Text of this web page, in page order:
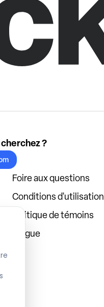
?
Foire aux questions
Conditions d'utilisation
Politique de témoins
Blogue